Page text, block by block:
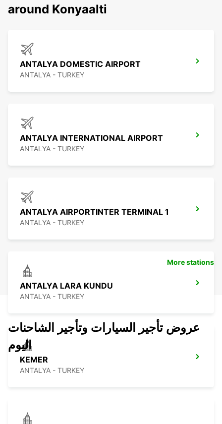
around Konyaalti
ANTALYA DOMESTIC AIRPORT
ANTALYA - TURKEY
ANTALYA INTERNATIONAL AIRPORT
ANTALYA - TURKEY
ANTALYA AIRPORTINTER TERMINAL 1
ANTALYA - TURKEY
ANTALYA LARA KUNDU
ANTALYA - TURKEY
KEMER
ANTALYA - TURKEY
More stations
عروض تأجير السيارات وتأجير الشاحنات
اليوم